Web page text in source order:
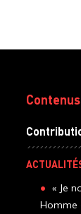
« Je
Homme